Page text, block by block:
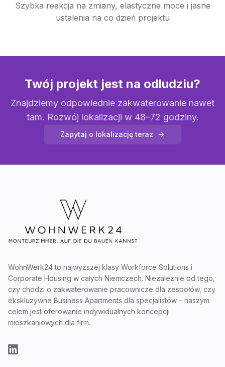
Szybka reakcja na zmiany, elastyczne moce i jasne
ustalenia na co dzień projektu
Twój projekt jest na odludziu?
Znajdziemy odpowiednie zakwaterowanie nawet
tam. Rozwój lokalizacji w 48–72 godziny.
Zapytaj o lokalizację teraz
WohnWerk24 to najwyższej klasy Workforce Solutions i
Corporate Housing w całych Niemczech. Niezależnie od tego,
czy chodzi o zakwaterowanie pracownicze dla zespołów, czy
ekskluzywne Business Apartments dla specjalistów – naszym
celem jest oferowanie indywidualnych koncepcji
mieszkaniowych dla firm.